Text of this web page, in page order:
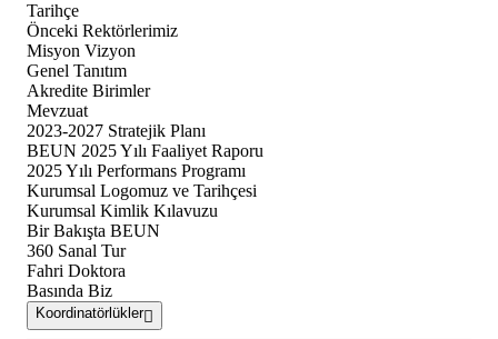
Tarihçe
Önceki Rektörlerimiz
Misyon Vizyon
Genel Tanıtım
Akredite Birimler
Mevzuat
2023-2027 Stratejik Planı
BEUN 2025 Yılı Faaliyet Raporu
2025 Yılı Performans Programı
Kurumsal Logomuz ve Tarihçesi
Kurumsal Kimlik Kılavuzu
Bir Bakışta BEUN
360 Sanal Tur
Fahri Doktora
Basında Biz
Koordinatörlükler